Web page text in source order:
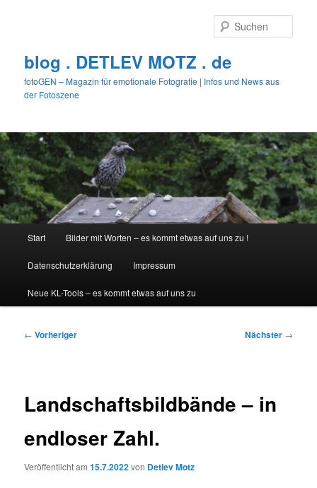
blog . DETLEV MOTZ . de
fotoGEN – Magazin für emotionale Fotografie | Infos und News aus
der Fotoszene
Start Bilder mit Worten – es kommt etwas auf uns zu !
Datenschutzerklärung Impressum
Neue KL-Tools – es kommt etwas auf uns zu
Beitragsnavigation
← Vorheriger Nächster →
Landschaftsbildbände – in
endloser Zahl.
Veröffentlicht am15.7.2022von Detlev Motz